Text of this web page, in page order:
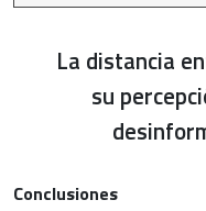
La distancia
su
Conclusiones